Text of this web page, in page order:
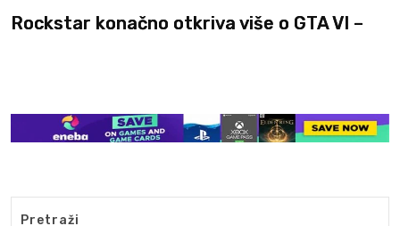
Rockstar konačno otkriva više o GTA VI –